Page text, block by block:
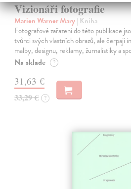
Vizionáři fotografie
Marien Warner Mary| Kniha
Fotografové zařazení do této publikace
tvůrci svých vlastních obrazů, ale čerpají
malby, designu, reklamy, žurnalistiky a
Na sklade ?
31,63 €
33,29 € ?